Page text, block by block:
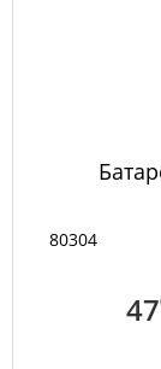
80304
47